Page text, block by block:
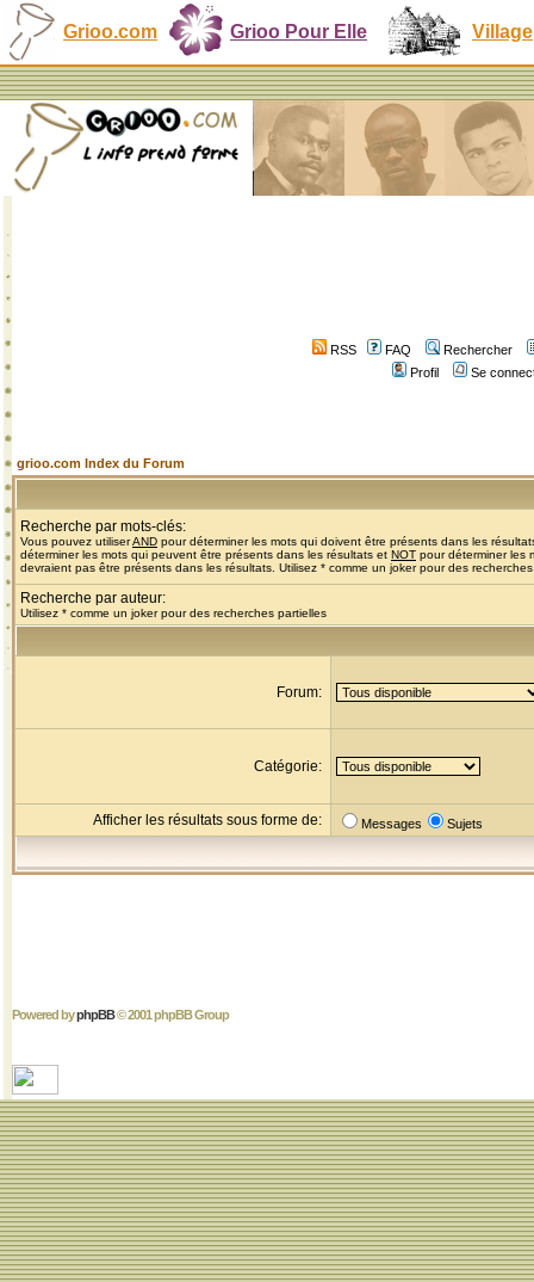
Grioo.com Grioo Pour Elle Village
RSS FAQ
Rechercher
Profil
Se
grioo.com Index du Forum
Recherche par mots-clés:
Vous pouvez utiliserAND pour déterminer les mots qui doivent être présents dans les
déterminer les mots qui peuvent être présents dans les résultats et NOT pour déterminer les
devraient pas être présents dans les résultats. Utilisez * comme un joker pour des
Recherche par auteur:
Utilisez * comme un joker pour des recherches partielles
Forum:
Catégorie:
Afficher les résultats sous forme de: Messages Sujets
Powered byphpBB© 2001 phpBB Group